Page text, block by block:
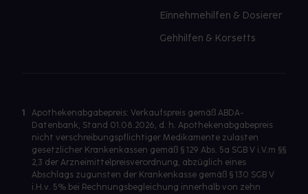
Einnehmehilfen & Dosierer
Gehhilfen & Korsetts
1
Apothekenabgabepreis: Verkaufspreis gemäß ABDA-
Datenbank, Stand 01.08.2026, d. h. Apothekenabgabepreis
nicht verschreibungspflichtiger Medikamente zulasten
gesetzlicher Krankenkassen gemäß § 129 Abs. 5a SGB V i.V.m §§
2,3 der Arzneimittelpreisverordnung, abzüglich eines
Abschlags zugunsten der Krankenkasse gemäß § 130 SGB V
i.H.v. 5% bei Rechnungsbegleichung innerhalb von zehn